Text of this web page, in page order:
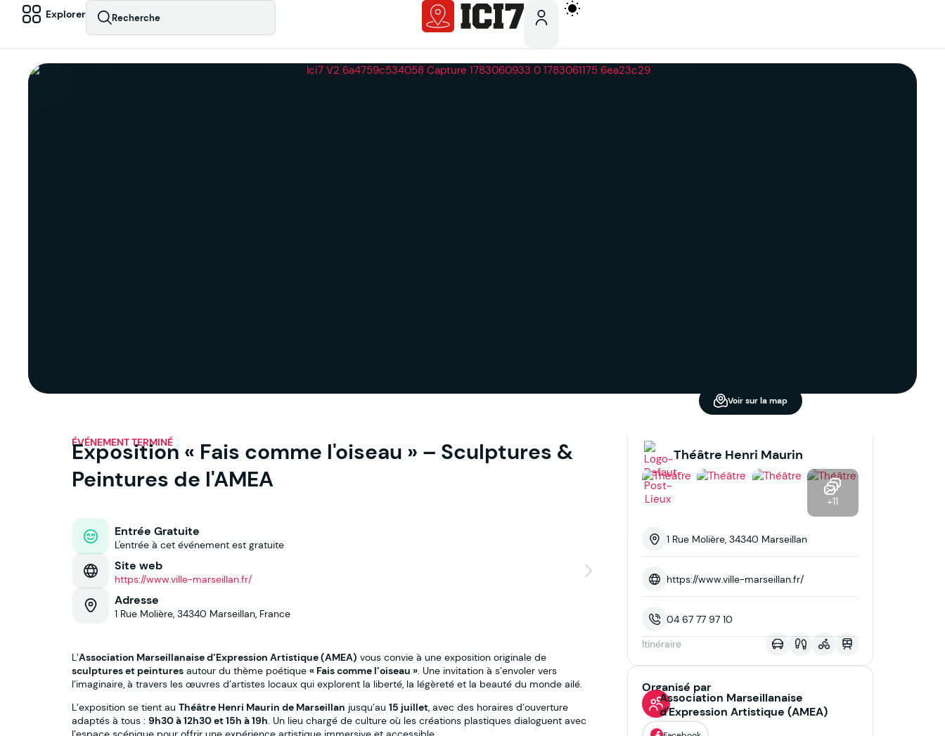
Explorer Recherche
ÉVÉNEMENT TERMINÉ
Exposition « Fais comme l'oiseau » – Sculptures &
Peintures de l'AMEA
Entrée Gratuite
L'entrée à cet événement est gratuite
Site web
https://www.ville-marseillan.fr/
Adresse
1 Rue Molière, 34340 Marseillan, France
L’Association Marseillanaise d’Expression Artistique (AMEA) vous convie à une exposition originale de
sculptures et peintures autour du thème poétique « Fais comme l’oiseau ». Une invitation à s’envoler vers
l’imaginaire, à travers les œuvres d’artistes locaux qui explorent la liberté, la légèreté et la beauté du monde ailé.
L’exposition se tient au Théâtre Henri Maurin de Marseillan jusqu’au 15 juillet, avec des horaires d’ouverture
adaptés à tous : 9h30 à 12h30 et 15h à 19h. Un lieu chargé de culture où les créations plastiques dialoguent avec
Voir sur la map
Théâtre Henri Maurin
+11
1 Rue Molière, 34340 Marseillan
https://www.ville-marseillan.fr/
04 67 77 97 10
Itinéraire
Organisé par
Association Marseillanaise
d'Expression Artistique (AMEA)